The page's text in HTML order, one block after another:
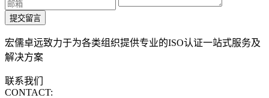
提交留言
宏儒卓远致力于为各类组织提供专业的ISO认证一站式服务及
解决方案
联系我们
CONTACT: